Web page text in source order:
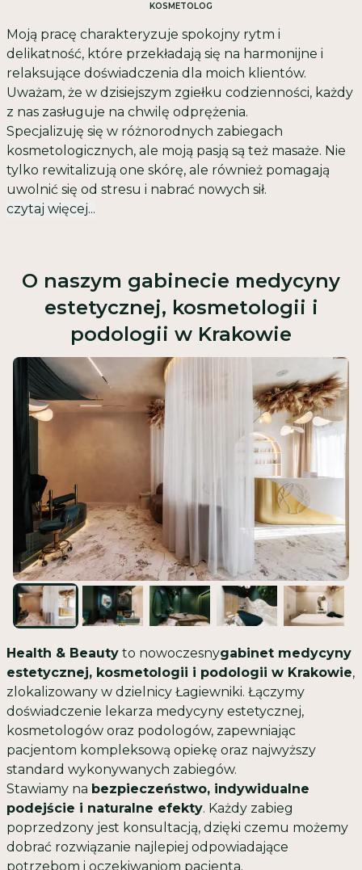
KOSMETOLOG
Moją pracę charakteryzuje spokojny rytm i
delikatność, które przekładają się na harmonijne i
relaksujące doświadczenia dla moich klientów.
Uważam, że w dzisiejszym zgiełku codzienności, każdy
z nas zasługuje na chwilę odprężenia.
Specjalizuję się w różnorodnych zabiegach
kosmetologicznych, ale moją pasją są też masaże. Nie
tylko rewitalizują one skórę, ale również pomagają
uwolnić się od stresu i nabrać nowych sił.
czytaj więcej...
O naszym gabinecie medycyny
estetycznej, kosmetologii i
podologii w Krakowie
Health & Beauty to nowoczesnygabinet medycyny
estetycznej, kosmetologii i podologii w Krakowie,
zlokalizowany w dzielnicy Łagiewniki. Łączymy
doświadczenie lekarza medycyny estetycznej,
kosmetologów oraz podologów, zapewniając
pacjentom kompleksową opiekę oraz najwyższy
standard wykonywanych zabiegów.
Stawiamy na bezpieczeństwo, indywidualne
podejście i naturalne efekty. Każdy zabieg
poprzedzony jest konsultacją, dzięki czemu możemy
dobrać rozwiązanie najlepiej odpowiadające
potrzebom i oczekiwaniom pacjenta.